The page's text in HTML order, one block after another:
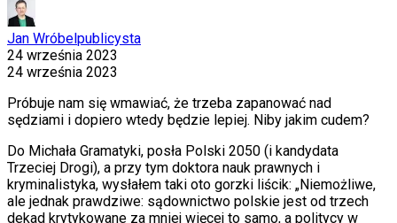
Jan Wróbelpublicysta
24 września 2023
24 września 2023
Próbuje nam się wmawiać, że trzeba zapanować nad
sędziami i dopiero wtedy będzie lepiej. Niby jakim cudem?
Do Michała Gramatyki, posła Polski 2050 (i kandydata
Trzeciej Drogi), a przy tym doktora nauk prawnych i
kryminalistyka, wysłałem taki oto gorzki liścik: „Niemożliwe,
ale jednak prawdziwe: sądownictwo polskie jest od trzech
dekad krytykowane za mniej więcej to samo, a politycy w